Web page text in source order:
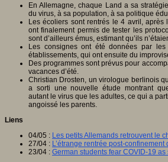
En Allemagne, chaque Land a sa
du virus, à sa population, à sa politique
Les écoliers sont rentrés le 4 avril, après
ont finalement permis de tester les
sont d’ailleurs émus, estimant qu’ils
Les consignes ont été données par
établissements, qui ont ensuite du
Des programmes sont prévus pour
vacances d’été.
Christian Drosten, un virologue berlinois
a sorti une nouvelle étude montrant
autant le virus que les adultes, ce qui a
angoissé les parents.
Liens
04/05 : Les petits Allemands retrouvent le
27/04 : L’étrange rentrée post-
23/04 : German students fear COVID-19